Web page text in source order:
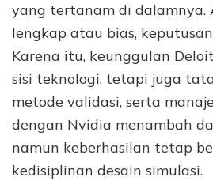
yang tertanam di
lengkap atau bias,
Karena itu, keunggulan
sisi teknologi, tetapi juga
metode validasi, serta
dengan Nvidia menambah
namun keberhasilan tetap
kedisiplinan desain simulasi.